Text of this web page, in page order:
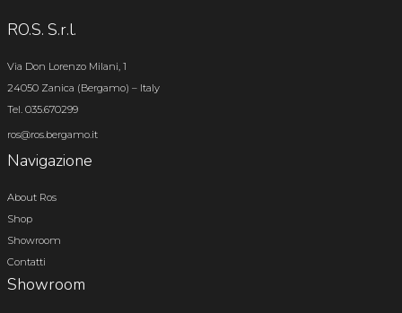
RO.S. S.r.l.
Via Don Lorenzo Milani, 1
24050 Zanica (Bergamo) – Italy
Tel. 035.670299
ros@ros.bergamo.it
Navigazione
About Ros
Shop
Showroom
Contatti
Showroom